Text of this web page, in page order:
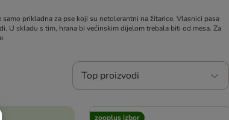
prikladna za pse koji su netolerantni na žitarice. Vlasnici pasa
U skladu s tim, hrana bi većinskim dijelom trebala biti od mesa. Za
Top proizvodi
zooplus izbor